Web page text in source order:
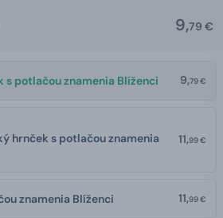
9,79 €
s potlačou znamenia Blíženci 9,79 €
hrnček s potlačou znamenia
11,99 €
znamenia Blíženci 11,99 €